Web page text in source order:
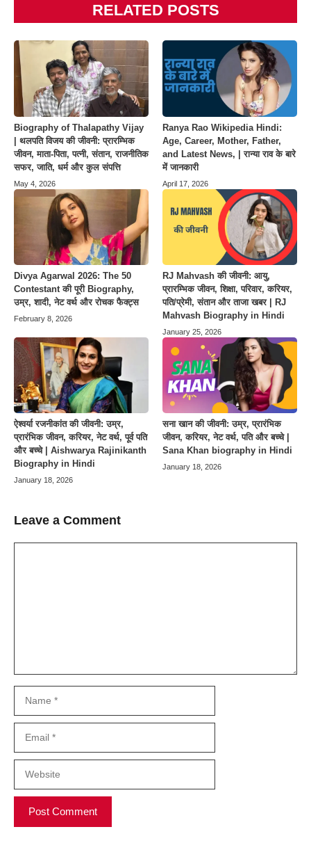
RELATED POSTS
Biography of Thalapathy Vijay
| थलपति विजय की जीवनी: प्रारम्भिक
जीवन, माता-पिता, पत्नी, संतान, राजनीतिक
सफर, जाति, धर्म और कुल संपत्ति
May 4, 2026
Ranya Rao Wikipedia Hindi:
Age, Career, Mother, Father,
and Latest News, | रान्या राव के बारे
में जानकारी
April 17, 2026
Divya Agarwal 2026: The 50
Contestant की पूरी Biography,
उम्र, शादी, नेट वर्थ और रोचक फैक्ट्स
February 8, 2026
RJ Mahvash की जीवनी: आयु,
प्रारम्भिक जीवन, शिक्षा, परिवार, करियर,
पति/प्रेमी, संतान और ताजा खबर | RJ
Mahvash Biography in Hindi
January 25, 2026
ऐश्वर्या रजनीकांत की जीवनी: उम्र,
प्रारंभिक जीवन, करियर, नेट वर्थ, पूर्व पति
और बच्चे | Aishwarya Rajinikanth
Biography in Hindi
January 18, 2026
सना खान की जीवनी: उम्र, प्रारंभिक
जीवन, करियर, नेट वर्थ, पति और बच्चे |
Sana Khan biography in Hindi
January 18, 2026
Leave a Comment